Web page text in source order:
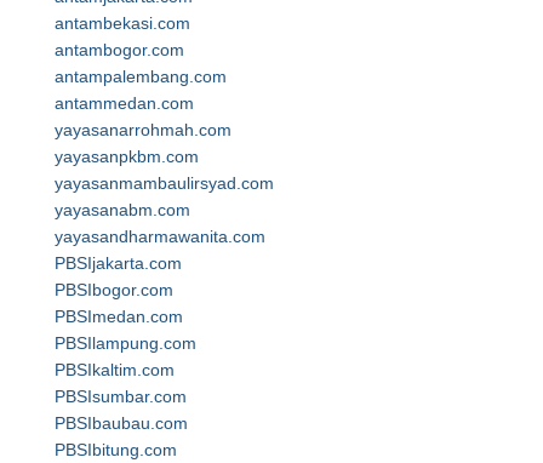
antambekasi.com
antambogor.com
antampalembang.com
antammedan.com
yayasanarrohmah.com
yayasanpkbm.com
yayasanmambaulirsyad.com
yayasanabm.com
yayasandharmawanita.com
PBSIjakarta.com
PBSIbogor.com
PBSImedan.com
PBSIlampung.com
PBSIkaltim.com
PBSIsumbar.com
PBSIbaubau.com
PBSIbitung.com